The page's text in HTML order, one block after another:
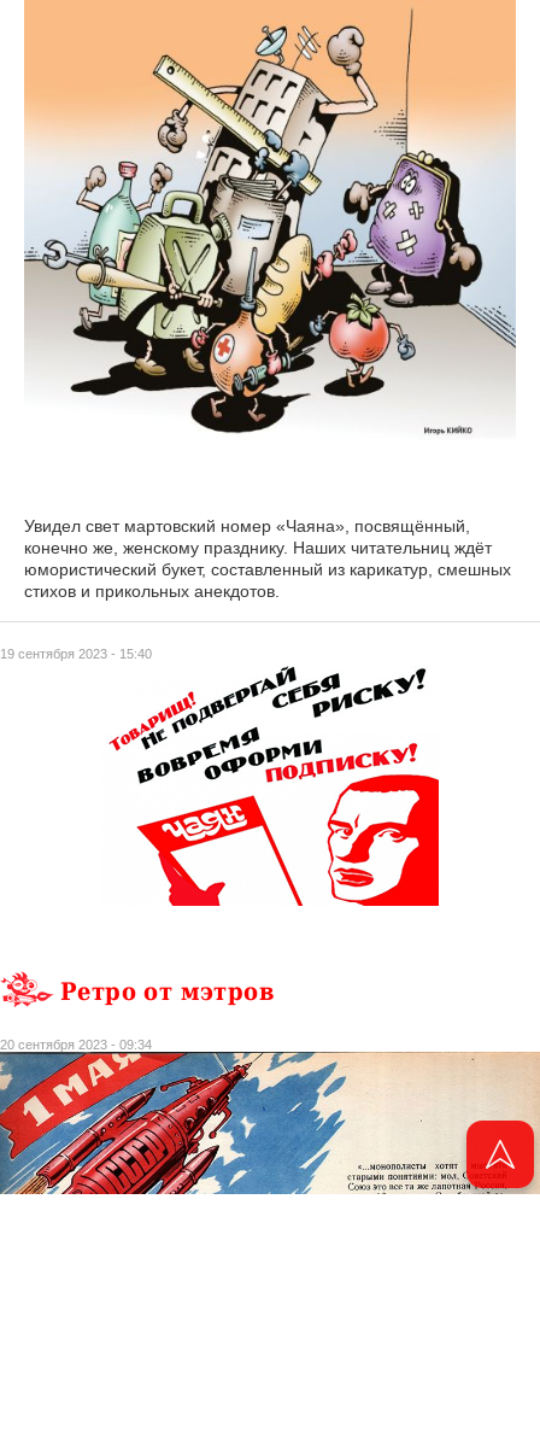
19 сентября 2023 - 15:40
Увидел свет мартовский номер «Чаяна», посвящённый,
конечно же, женскому празднику. Наших читательниц ждёт
юмористический букет, составленный из карикатур, смешных
стихов и прикольных анекдотов.
Ретро от мэтров
20 сентября 2023 - 09:34